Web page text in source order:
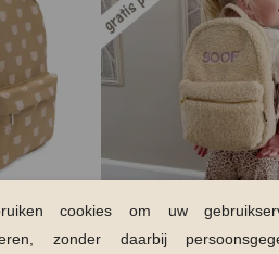
Soda Fashion Rugtas